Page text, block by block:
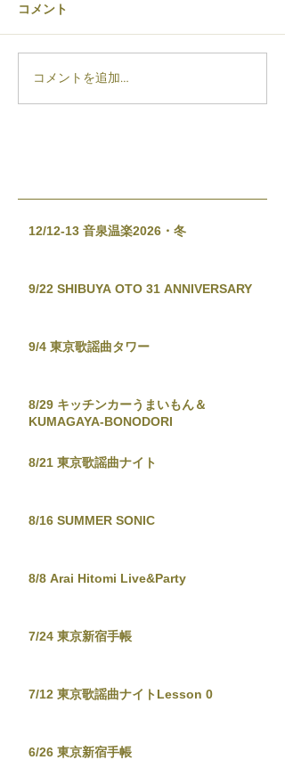
コメント
コメントを追加…
12/12-13 音泉温楽2026・冬
9/22 SHIBUYA OTO 31 ANNIVERSARY
9/4 東京歌謡曲タワー
8/29 キッチンカーうまいもん＆
KUMAGAYA-BONODORI
8/21 東京歌謡曲ナイト
8/16 SUMMER SONIC
8/8 Arai Hitomi Live&Party
7/24 東京新宿手帳
7/12 東京歌謡曲ナイトLesson 0
6/26 東京新宿手帳